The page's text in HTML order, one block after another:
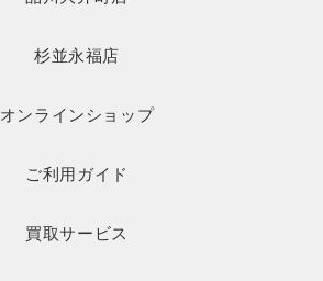
杉並永福店
オンラインショップ
ご利用ガイド
買取サービス